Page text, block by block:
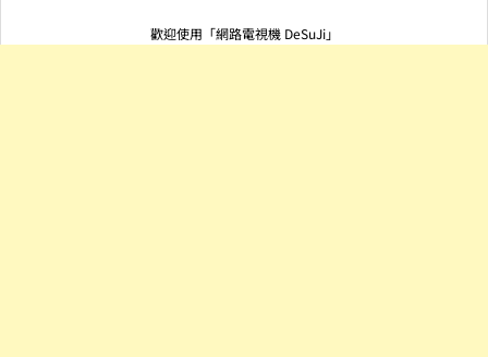
歡迎使用「網路電視機 DeSuJi」